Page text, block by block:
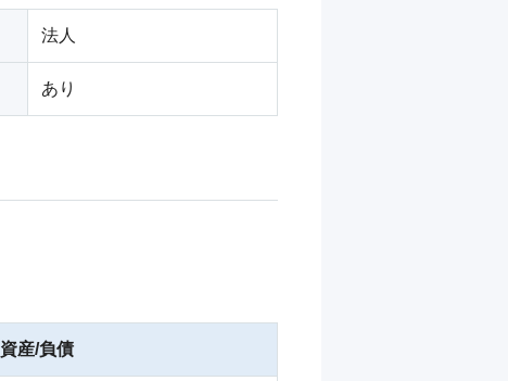
法人
あり
資産/負債